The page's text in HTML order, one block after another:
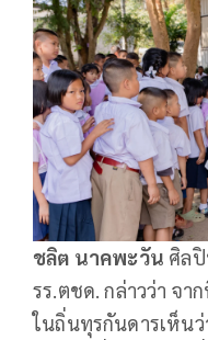
ชลิต นาคพะวัน ศิล
รร.ตชด. กล่าวว่า จา
ในถิ่นทุรกันดารเห็น